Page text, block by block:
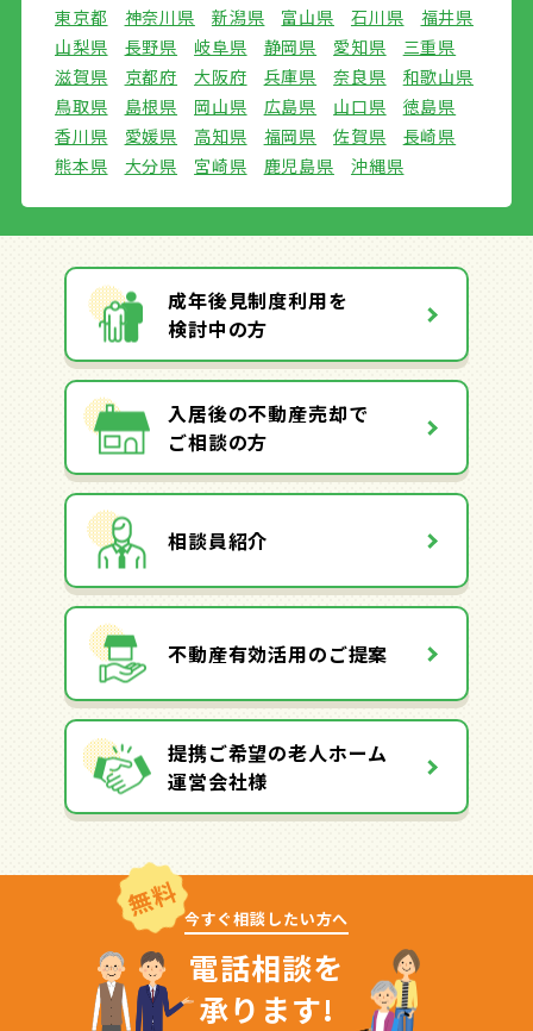
東京都
神奈川県 新潟県 富山県 石川県
福井県
山梨県
長野県 岐阜県 静岡県 愛知県
三重県
滋賀県
京都府 大阪府 兵庫県 奈良県
和歌山県
鳥取県
島根県 岡山県 広島県 山口県
徳島県
香川県
愛媛県 高知県 福岡県 佐賀県
長崎県
熊本県
大分県 宮崎県 鹿児島県 沖縄県
成年後見制度利用を
検討中の方
入居後の不動産売却で
ご相談の方
相談員紹介
不動産有効活用のご提案
提携ご希望の老人ホーム
運営会社様
無料 今すぐ相談したい方へ
電話相談を
承ります!